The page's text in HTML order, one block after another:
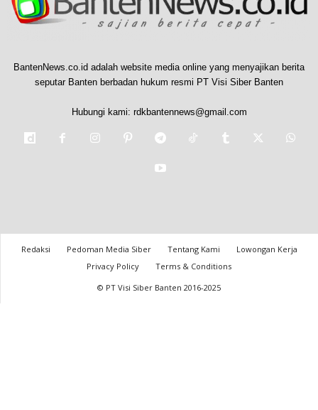
BantenNews.co.id adalah website media online yang menyajikan berita
seputar Banten berbadan hukum resmi PT Visi Siber Banten
Hubungi kami: rdkbantennews@gmail.com
Redaksi Pedoman Media Siber Tentang Kami
Lowongan Kerja
Privacy Policy
Terms & Conditions
© PT Visi Siber Banten 2016-2025